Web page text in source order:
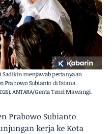
Sadikin menjawab pertanyaan
Prabowo Subianto di Istana
ANTARA/Genta Tenri Mawangi.
Prabowo Subianto
kerja ke Kota